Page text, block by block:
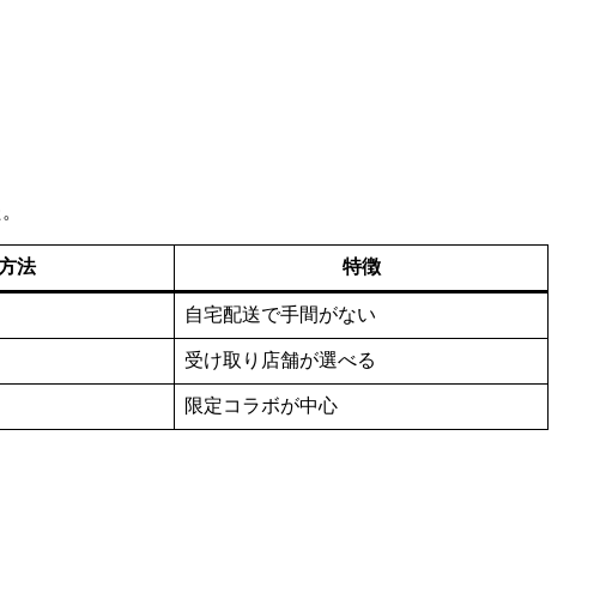
法 特徴
自宅配送で手間がない
受け取り店舗が選べる
限定コラボが中心